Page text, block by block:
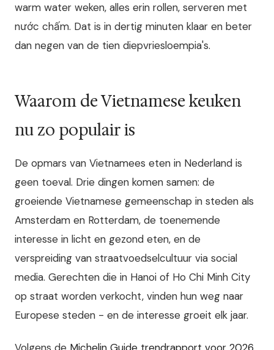
warm water weken, alles erin rollen, serveren met
nước chấm. Dat is in dertig minuten klaar en beter
dan negen van de tien diepvriesloempia's.
Waarom de Vietnamese keuken
nu zo populair is
De opmars van Vietnamees eten in Nederland is
geen toeval. Drie dingen komen samen: de
groeiende Vietnamese gemeenschap in steden als
Amsterdam en Rotterdam, de toenemende
interesse in licht en gezond eten, en de
verspreiding van straatvoedselcultuur via social
media. Gerechten die in Hanoi of Ho Chi Minh City
op straat worden verkocht, vinden hun weg naar
Europese steden - en de interesse groeit elk jaar.